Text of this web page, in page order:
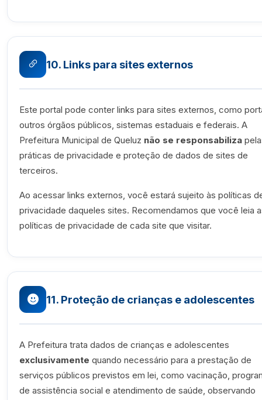
10. Links para sites externos
Este portal pode conter links para sites externos, como
outros órgãos públicos, sistemas estaduais e federais. A
Prefeitura Municipal de Queluz não se responsabiliza
práticas de privacidade e proteção de dados de sites de
terceiros.
Ao acessar links externos, você estará sujeito às políticas
privacidade daqueles sites. Recomendamos que você leia
políticas de privacidade de cada site que visitar.
11. Proteção de crianças e adolescentes
A Prefeitura trata dados de crianças e adolescentes
exclusivamente quando necessário para a prestação de
serviços públicos previstos em lei, como vacinação,
de assistência social e atendimento de saúde, observando